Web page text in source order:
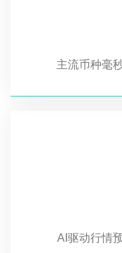
主流币种毫
AI驱动行情